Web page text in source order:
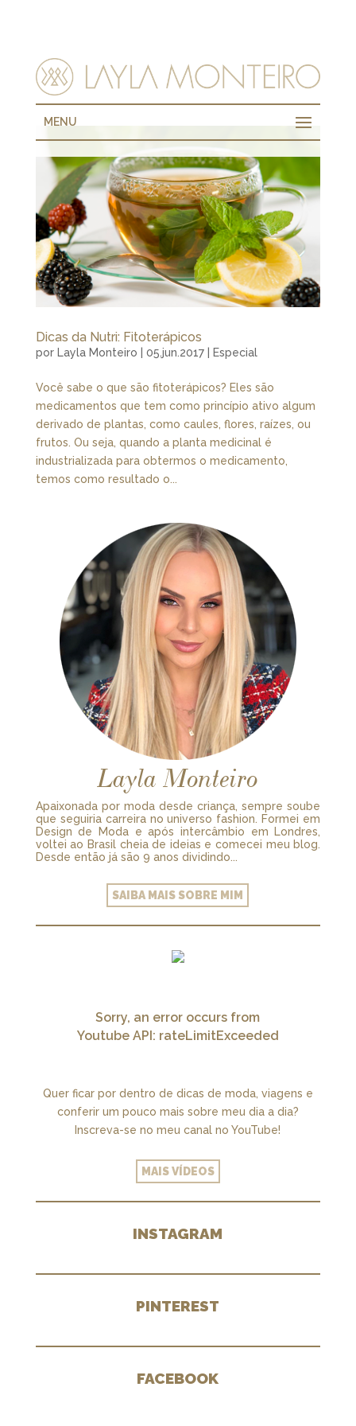
MENU
Dicas da Nutri: Fitoterápicos
por Layla Monteiro 05.jun.2017| Especial
Você sabe o que são fitoterápicos? Eles são
medicamentos que tem como princípio ativo algum
derivado de plantas, como caules, flores, raízes, ou
frutos. Ou seja, quando a planta medicinal é
industrializada para obtermos o medicamento,
temos como resultado o...
Layla Monteiro
Apaixonada por moda desde criança, sempre soube
que seguiria carreira no universo fashion. Formei em
Design de Moda e após intercâmbio em Londres,
voltei ao Brasil cheia de ideias e comecei meu blog.
Desde então já são 9 anos dividindo...
SAIBA MAIS SOBRE MIM
Sorry, an error occurs from
Youtube API: rateLimitExceeded
Quer ficar por dentro de dicas de moda, viagens e
conferir um pouco mais sobre meu dia a dia?
Inscreva-se no meu canal no YouTube!
MAIS VÍDEOS
INSTAGRAM
PINTEREST
FACEBOOK